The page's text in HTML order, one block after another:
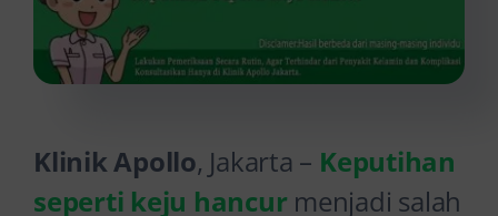
Klinik Apollo, Jakarta – Keputihan
seperti keju hancur menjadi salah